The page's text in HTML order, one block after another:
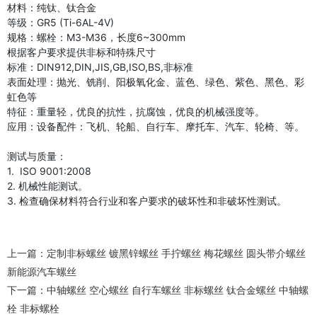
材料：纯钛、钛合金
等级：GR5 (Ti-6AL-4V)
规格：螺栓：M3-M36，长度6~300mm
根据客户要求提供非标和特殊尺寸
标准：DIN912,DIN,JIS,GB,ISO,BS,非标准
表面处理：抛光、铣削、阳极氧化金、蓝色、绿色、紫色、黑色、彩
虹色等
特征：重量轻，优良的抗性，抗腐蚀，优良的机械强度等。
应用：设备配件：飞机、轮船、自行车、摩托车、汽车、轮椅、等。
测试与质量：
1. ISO 9001:2008
2. 机械性能测试。
3. 检查确保材料符合行业和客户要求的破坏性和非破坏性测试。
上一篇： 定制非标螺丝 镀黑锌螺丝 手拧螺丝 梅花螺丝 圆头带介螺丝
新能源汽车螺丝
下一篇： 中轴螺丝 空心螺丝 自行车螺丝 非标螺丝 钛合金螺丝 中轴螺
栓 非标螺栓